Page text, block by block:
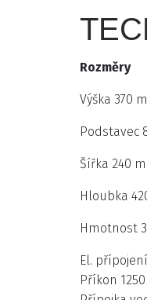
Rozměry
Výška 370
Podstavec
Šířka 240
Hloubka
Hmotnost
El.
Příkon 1250